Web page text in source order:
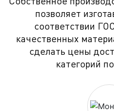
позволяет
соответствии
качественных
сделать цены
категорий